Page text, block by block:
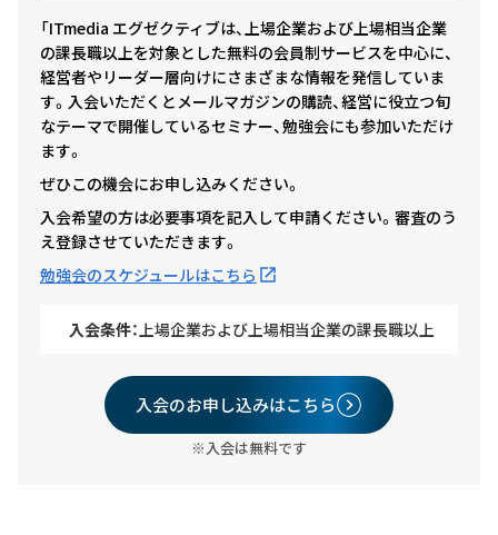
「ITmedia エグゼクティブは、上場企業および上場相当企業
の課長職以上を対象とした無料の会員制サービスを中心に、
経営者やリーダー層向けにさまざまな情報を発信していま
す。入会いただくとメールマガジンの購読、経営に役立つ旬
なテーマで開催しているセミナー、勉強会にも参加いただけ
ます。
ぜひこの機会にお申し込みください。
入会希望の方は必要事項を記入して申請ください。審査のう
え登録させていただきます。
勉強会のスケジュールはこちら
入会条件： 上場企業および上場相当企業の課長職以上
入会のお申し込みはこちら
※入会は無料です